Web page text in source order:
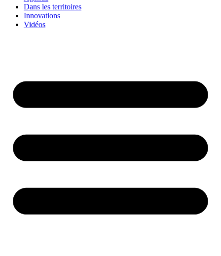
Dans les territoires
Innovations
Vidéos